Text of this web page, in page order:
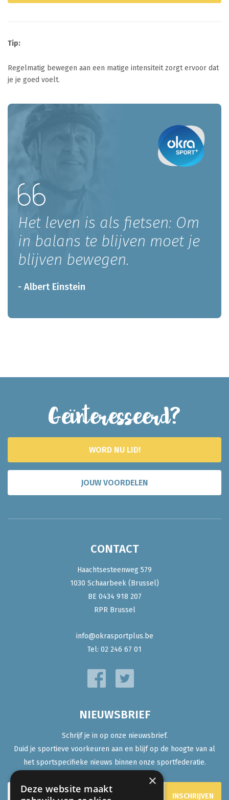
Tip:
Regelmatig bewegen aan een matige intensiteit zorgt ervoor dat
je je goed voelt.
Het leven is als fietsen: Om
in balans te blijven moet je
blijven bewegen.
- Albert Einstein
Geïnteresseerd?
WORD NU LID!
JOUW VOORDELEN
CONTACT
Haachtsesteenweg 579
1030 Schaarbeek (Brussel)
BE 0434 918 207
RPR Brussel
info@okrasportplus.be
Tel: 02 246 67 01
NIEUWSBRIEF
Schrijf je in op onze nieuwsbrief.
Duid je sportieve voorkeuren aan en blijf op de hoogte van al
het sportspecifieke nieuws binnen onze sportfederatie.
×
Deze website maakt